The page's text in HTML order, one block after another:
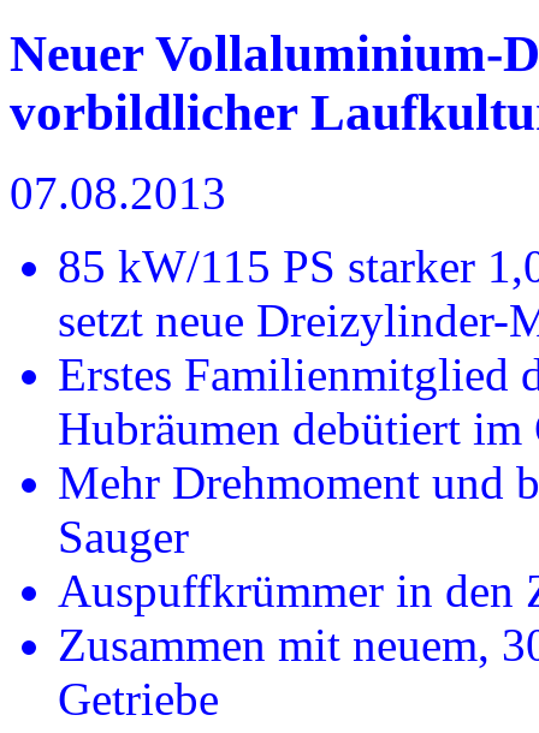
Neuer Vollaluminium-
vorbildlicher
07.08.2013
85 kW/115 PS starker
setzt neue Dreizylinder-
Erstes Familienmitglied
Hubräumen debütiert
Mehr Drehmoment und
Sauger
Auspuffkrümmer in
Zusammen mit neuem,
Getriebe